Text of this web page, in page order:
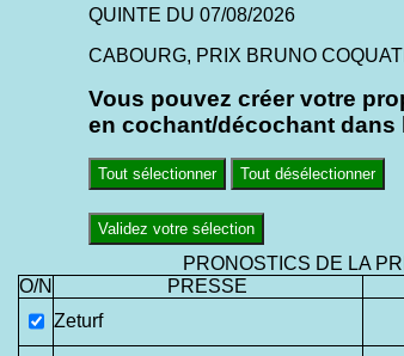
QUINTE DU 07/08/2026
CABOURG, PRIX BRUNO
Vous pouvez créer votre
en cochant/décochant dans
Tout sélectionner Tout désélectionner
Validez votre sélection
PRONOSTICS DE LA
O/N
PRESSE
Zeturf